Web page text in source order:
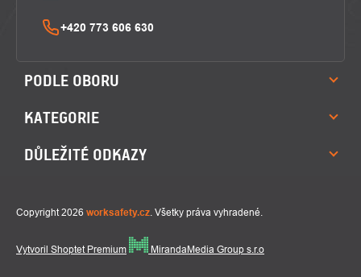
+420 773 606 630
PODLE OBORU
KATEGORIE
DŮLEŽITÉ ODKAZY
Vytvoril Shoptet Premium MirandaMedia Group s.r.o
Copyright 2026 worksafety.cz. Všetky práva vyhradené.